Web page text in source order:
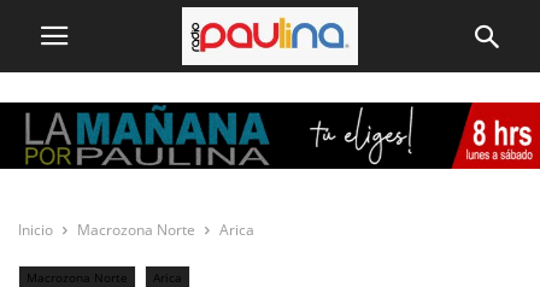
Inicio Macrozona Norte Arica
Macrozona Norte Arica